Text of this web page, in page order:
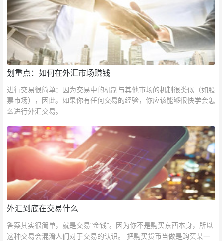
划重点：如何在外汇市场赚钱
进行交易很简单：因为交易中的机制与其他市场的机制很类似（如股
票市场），因此，如果你有任何交易的经验，你应该能够很快学会怎
么进行外汇交易。
外汇到底在交易什么
答案其实很简单，就是交易“金钱”。因为你不是购买东西本身，所以
这种交易会混淆人们对于交易的认识。 把购买货币当做是购买某一